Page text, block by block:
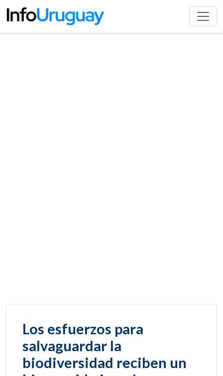
Los esfuerzos para
salvaguardar la
biodiversidad reciben un